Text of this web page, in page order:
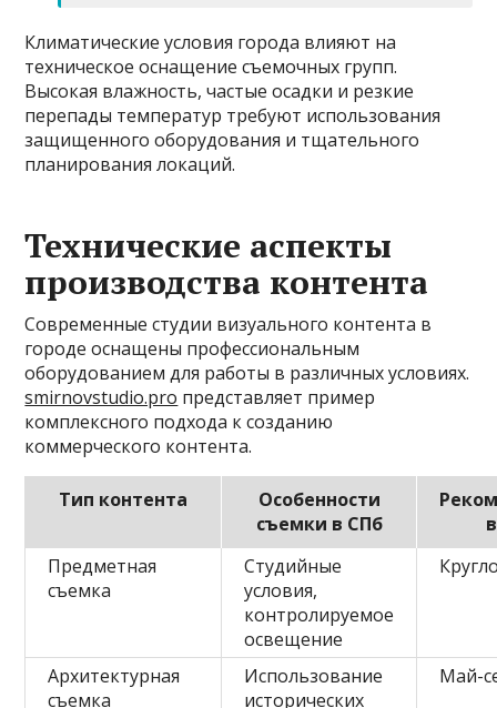
Климатические условия города влияют на
техническое оснащение съемочных групп.
Высокая влажность, частые осадки и резкие
перепады температур требуют использования
защищенного оборудования и тщательного
планирования локаций.
Технические аспекты
производства контента
Современные студии визуального контента в
городе оснащены профессиональным
оборудованием для работы в различных условиях.
smirnovstudio.pro представляет пример
комплексного подхода к созданию
коммерческого контента.
Тип контента
Особенности
съемки в СПб
Предметная
съемка
Студийные
условия,
контролируемое
освещение
Архитектурная
съемка
Использование
исторических
Май-